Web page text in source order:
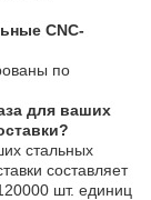
CNC-
по
для ваших
стальных
составляет
шт. единиц